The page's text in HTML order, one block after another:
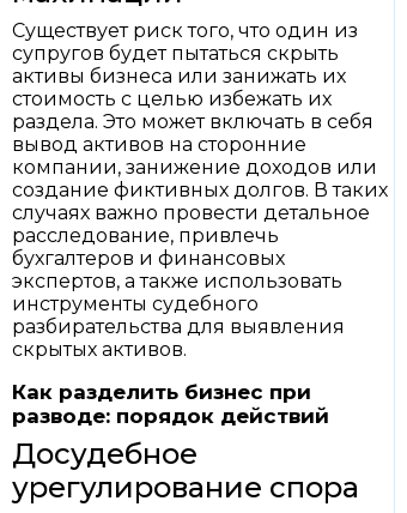
Существует риск того, что один из
супругов будет пытаться скрыть
активы бизнеса или занижать их
стоимость с целью избежать их
раздела. Это может включать в себя
вывод активов на сторонние
компании, занижение доходов или
создание фиктивных долгов. В таких
случаях важно провести детальное
расследование, привлечь
бухгалтеров и финансовых
экспертов, а также использовать
инструменты судебного
разбирательства для выявления
скрытых активов.
Как разделить бизнес при
разводе: порядок действий
Досудебное
урегулирование спора